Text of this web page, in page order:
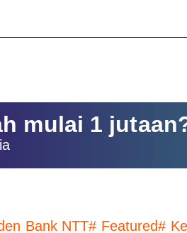
mulai 1
Bank NTT# Featured#